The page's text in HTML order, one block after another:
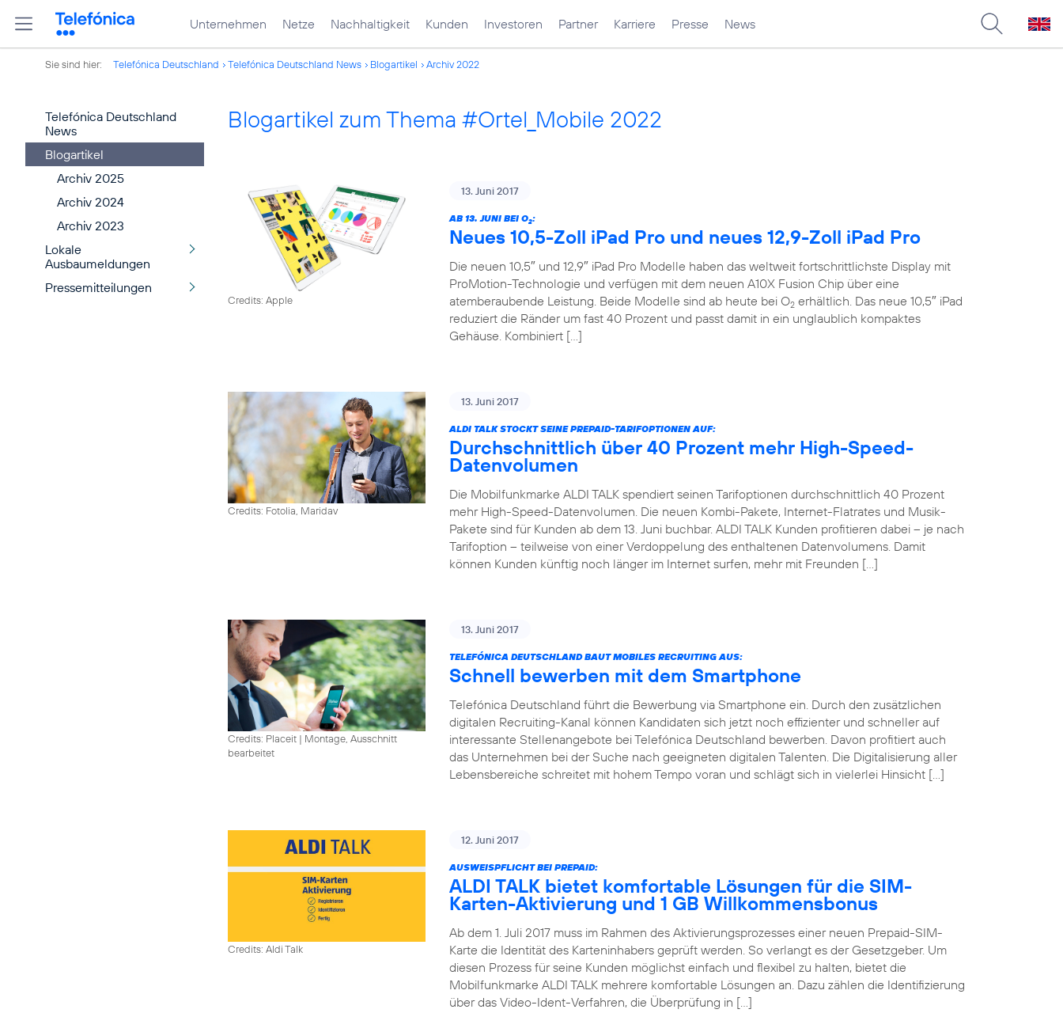
Unternehmen Netze Nachhaltigkeit Kunden Investoren Partner Karriere Presse News
Sie sind hier: Telefónica Deutschland Telefónica Deutschland News Blogartikel Archiv 2022
Telefónica Deutschland
News
Blogartikel
Archiv 2025
Archiv 2024
Archiv 2023
Lokale
Ausbaumeldungen
Pressemitteilungen
Blogartikel zum Thema #Ortel_Mobile 2022
Credits: Apple
13. Juni 2017
AB 13. JUNI BEI O2:
Neues 10,5-Zoll iPad Pro und neues 12,9-Zoll iPad Pro
Die neuen 10,5″ und 12,9″ iPad Pro Modelle haben das weltweit fortschrittlichste Display mit
ProMotion-Technologie und verfügen mit dem neuen A10X Fusion Chip über eine
atemberaubende Leistung. Beide Modelle sind ab heute bei O2 erhältlich. Das neue 10,5″ iPad
reduziert die Ränder um fast 40 Prozent und passt damit in ein unglaublich kompaktes
Gehäuse. Kombiniert […]
Credits: Fotolia, Maridav
13. Juni 2017
ALDI TALK STOCKT SEINE PREPAID-TARIFOPTIONEN AUF:
Durchschnittlich über 40 Prozent mehr High-Speed-
Datenvolumen
Die Mobilfunkmarke ALDI TALK spendiert seinen Tarifoptionen durchschnittlich 40 Prozent
mehr High-Speed-Datenvolumen. Die neuen Kombi-Pakete, Internet-Flatrates und Musik-
Pakete sind für Kunden ab dem 13. Juni buchbar. ALDI TALK Kunden profitieren dabei – je nach
Tarifoption – teilweise von einer Verdoppelung des enthaltenen Datenvolumens. Damit
können Kunden künftig noch länger im Internet surfen, mehr mit Freunden […]
Credits: Placeit | Montage, Ausschnitt
bearbeitet
13. Juni 2017
TELEFÓNICA DEUTSCHLAND BAUT MOBILES RECRUITING AUS:
Schnell bewerben mit dem Smartphone
Telefónica Deutschland führt die Bewerbung via Smartphone ein. Durch den zusätzlichen
digitalen Recruiting-Kanal können Kandidaten sich jetzt noch effizienter und schneller auf
interessante Stellenangebote bei Telefónica Deutschland bewerben. Davon profitiert auch
das Unternehmen bei der Suche nach geeigneten digitalen Talenten. Die Digitalisierung aller
Lebensbereiche schreitet mit hohem Tempo voran und schlägt sich in vielerlei Hinsicht […]
Credits: Aldi Talk
12. Juni 2017
AUSWEISPFLICHT BEI PREPAID:
ALDI TALK bietet komfortable Lösungen für die SIM-
Karten-Aktivierung und 1 GB Willkommensbonus
Ab dem 1. Juli 2017 muss im Rahmen des Aktivierungsprozesses einer neuen Prepaid-SIM-
Karte die Identität des Karteninhabers geprüft werden. So verlangt es der Gesetzgeber. Um
diesen Prozess für seine Kunden möglichst einfach und flexibel zu halten, bietet die
Mobilfunkmarke ALDI TALK mehrere komfortable Lösungen an. Dazu zählen die Identifizierung
über das Video-Ident-Verfahren, die Überprüfung in […]